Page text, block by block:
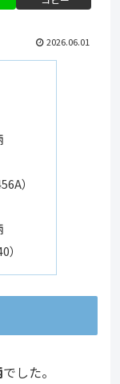
2026.06.01
）
でした。